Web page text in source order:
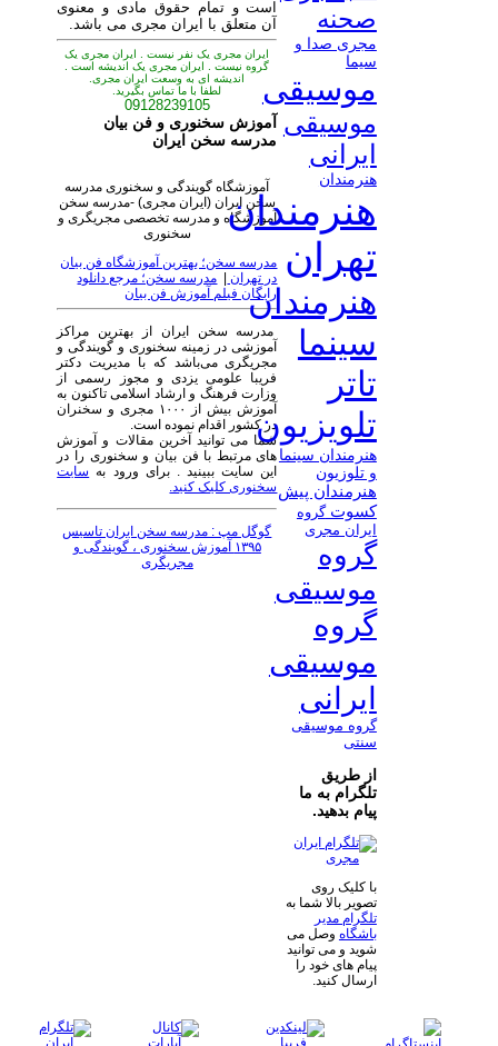
است و تمام حقوق مادی و معنوی
آن متعلق با ایران مجری می باشد.
ایران مجری یک نفر نیست . ایران مجری یک
گروه نیست . ایران مجری یک اندیشه است .
اندیشه ای به وسعت ایران مجری.
لطفا با ما تماس بگیرید.
09128239105
آموزش سخنوری و فن بیان
مدرسه سخن ایران
آموزشگاه گویندگی و سخنوری مدرسه
سخن ایران (ایران مجری) -مدرسه سخن
آموزشگاه و مدرسه تخصصی مجریگری و
سخنوری
مدرسه سخن؛ بهترین آموزشگاه فن بیان
در تهران | مدرسه سخن؛ مرجع دانلود
رایگان فیلم آموزش فن بیان
مدرسه سخن ایران از بهترین مراکز
آموزشی در زمینه سخنوری و گویندگی و
مجریگری می‌باشد که با مدیریت دکتر
فریبا علومی یزدی و مجوز رسمی از
وزارت فرهنگ و ارشاد اسلامی تاکنون به
آموزش بیش از ۱۰۰۰ مجری و سخنران
در کشور اقدام نموده است.
شما می توانید آخرین مقالات و آموزش
های مرتبط با فن بیان و سخنوری را در
این سایت ببینید . برای ورود به سایت
سخنوری کلیک کنید.
گوگل مپ : مدرسه سخن ایران تاسیس
۱۳۹۵ آموزش سخنوری ، گویندگی و
مجریگری
صحنه
مجری صدا و
سیما
موسیقی
موسیقی
ایرانی
هنرمندان
هنرمندان
تهران
هنرمندان
سینما
تاتر
تلویزیون
هنرمندان سینما
و تلوزیون
هنرمندان پیش
کسوتگروه
ایران مجری
گروه
موسیقی
گروه
موسیقی
ایرانی
گروه موسیقی
سنتی
از طریق
تلگرام به ما
پیام بدهید.
با کلیک روی
تصویر بالا شما به
تلگرام مدیر
باشگاه وصل می
شوید و می توانید
پیام های خود را
ارسال کنید.